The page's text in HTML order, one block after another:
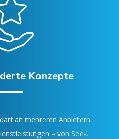
Konzepte
an mehreren Anbietern
– von See-,